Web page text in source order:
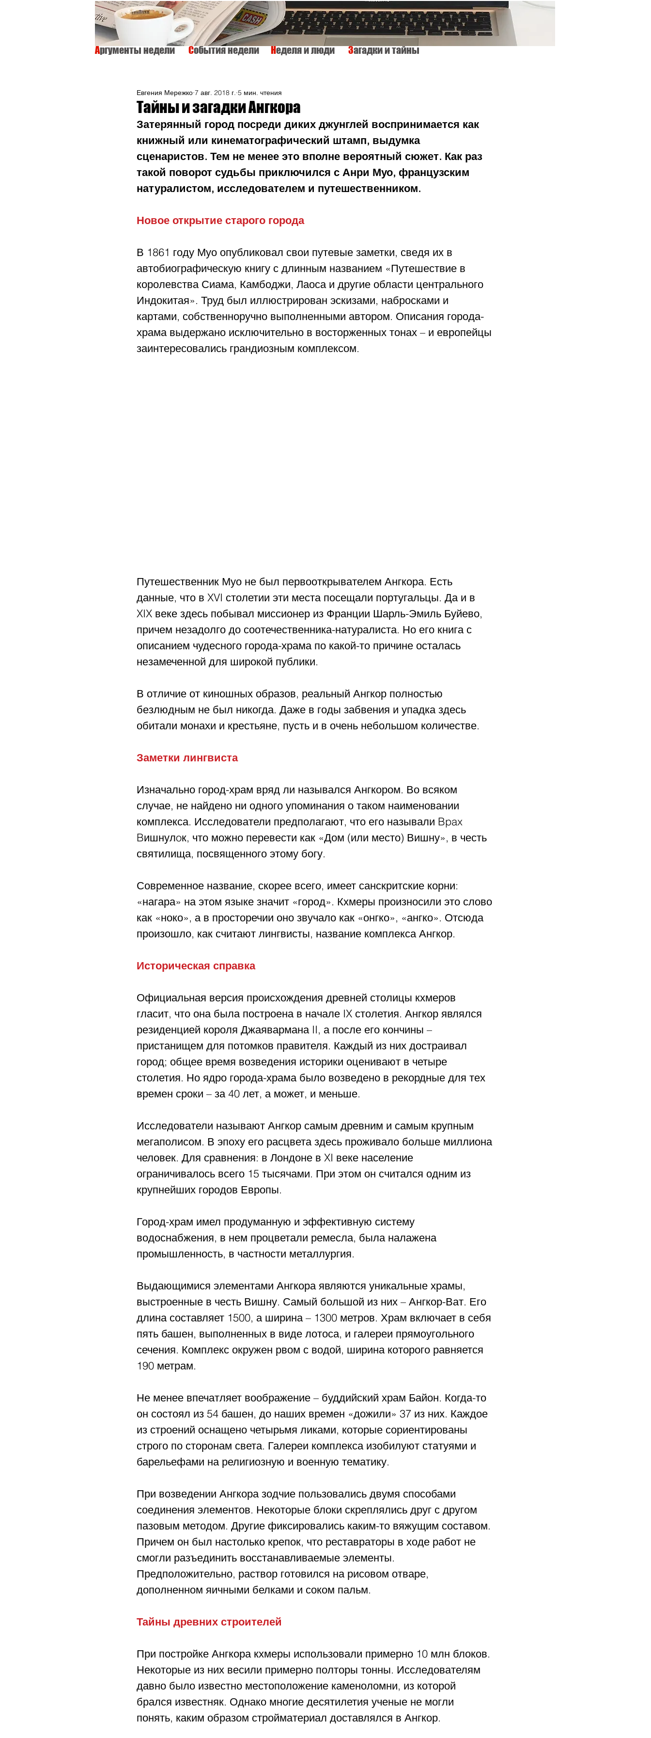
Аргументы неделиСобытия неделиНеделя и людиЗагадки и тайны
Тайны и загадки Ангкора
Евгения Мережко 7 авг. 2018 г. 5 мин. чтения
Затерянный город посреди диких джунглей воспринимается как
книжный или кинематографический штамп, выдумка
сценаристов. Тем не менее это вполне вероятный сюжет. Как раз
такой поворот судьбы приключился с Анри Муо, французским
натуралистом, исследователем и путешественником.
Новое открытие старого города
В 1861 году Муо опубликовал свои путевые заметки, сведя их в
автобиографическую книгу с длинным названием «Путешествие в
королевства Сиама, Камбоджи, Лаоса и другие области центрального
Индокитая». Труд был иллюстрирован эскизами, набросками и
картами, собственноручно выполненными автором. Описания города-
храма выдержано исключительно в восторженных тонах – и европейцы
заинтересовались грандиозным комплексом.
Путешественник Муо не был первооткрывателем Ангкора. Есть
данные, что в XVI столетии эти места посещали португальцы. Да и в
XIX веке здесь побывал миссионер из Франции Шарль-Эмиль Буйево,
причем незадолго до соотечественника-натуралиста. Но его книга с
описанием чудесного города-храма по какой-то причине осталась
незамеченной для широкой публики.
В отличие от киношных образов, реальный Ангкор полностью
безлюдным не был никогда. Даже в годы забвения и упадка здесь
обитали монахи и крестьяне, пусть и в очень небольшом количестве.
Заметки лингвиста
Изначально город-храм вряд ли назывался Ангкором. Во всяком
случае, не найдено ни одного упоминания о таком наименовании
комплекса. Исследователи предполагают, что его называли Bpax
Bишнулoк, что можно перевести как «Дом (или место) Вишну», в честь
святилища, посвященного этому богу.
Современное название, скорее всего, имеет санскритские корни:
«нагара» на этом языке значит «город». Кхмеры произносили это слово
как «ноко», а в просторечии оно звучало как «онгко», «ангко». Отсюда
произошло, как считают лингвисты, название комплекса Ангкор.
Историческая справка
Официальная версия происхождения древней столицы кхмеров
гласит, что она была построена в начале IX столетия. Ангкор являлся
резиденцией короля Джаявармана II, а после его кончины –
пристанищем для потомков правителя. Каждый из них достраивал
город; общее время возведения историки оценивают в четыре
столетия. Но ядро города-храма было возведено в рекордные для тех
времен сроки – за 40 лет, а может, и меньше.
Исследователи называют Ангкор самым древним и самым крупным
мегаполисом. В эпоху его расцвета здесь проживало больше миллиона
человек. Для сравнения: в Лондоне в XI веке население
ограничивалось всего 15 тысячами. При этом он считался одним из
крупнейших городов Европы.
Город-храм имел продуманную и эффективную систему
водоснабжения, в нем процветали ремесла, была налажена
промышленность, в частности металлургия.
Выдающимися элементами Ангкора являются уникальные храмы,
выстроенные в честь Вишну. Самый большой из них – Ангкор-Ват. Его
длина составляет 1500, а ширина – 1300 метров. Храм включает в себя
пять башен, выполненных в виде лотоса, и галереи прямоугольного
сечения. Комплекс окружен рвом с водой, ширина которого равняется
190 метрам.
Не менее впечатляет воображение – буддийский храм Байон. Когда-то
он состоял из 54 башен, до наших времен «дожили» 37 из них. Каждое
из строений оснащено четырьмя ликами, которые сориентированы
строго по сторонам света. Галереи комплекса изобилуют статуями и
барельефами на религиозную и военную тематику.
При возведении Ангкора зодчие пользовались двумя способами
соединения элементов. Некоторые блоки скреплялись друг с другом
пазовым методом. Другие фиксировались каким-то вяжущим составом.
Причем он был настолько крепок, что реставраторы в ходе работ не
смогли разъединить восстанавливаемые элементы.
Предположительно, раствор готовился на рисовом отваре,
дополненном яичными белками и соком пальм.
Тайны древних строителей
При постройке Ангкора кхмеры использовали примерно 10 млн блоков.
Некоторые из них весили примерно полторы тонны. Исследователям
давно было известно местоположение каменоломни, из которой
брался известняк. Однако многие десятилетия ученые не могли
понять, каким образом стройматериал доставлялся в Ангкор.